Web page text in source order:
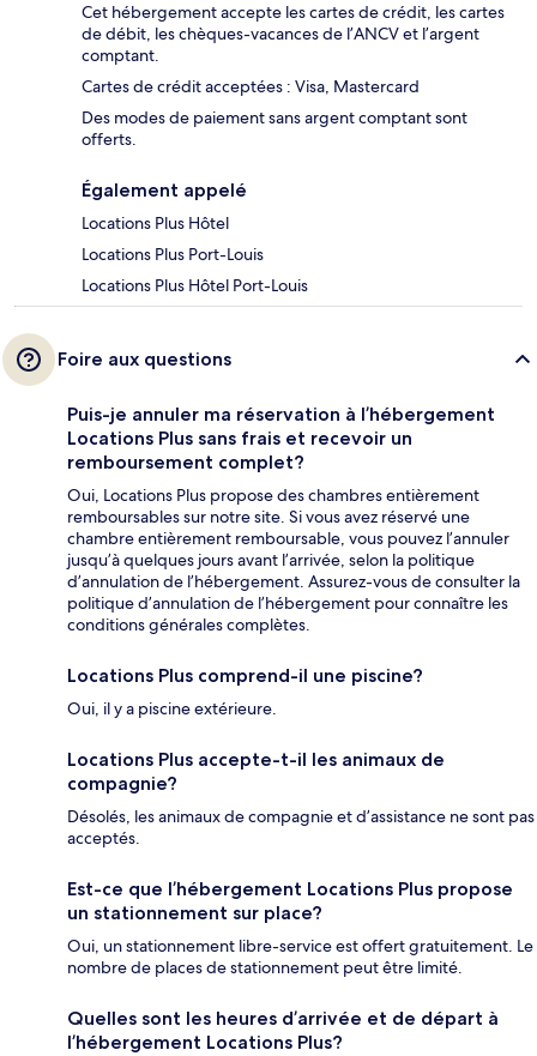
Cet hébergement accepte les cartes de crédit, les cartes
de débit, les chèques-vacances de l’ANCV et l’argent
comptant.
Cartes de crédit acceptées : Visa, Mastercard
Des modes de paiement sans argent comptant sont
offerts.
Également appelé
Locations Plus Hôtel
Locations Plus Port-Louis
Locations Plus Hôtel Port-Louis
Foire aux questions
Puis-je annuler ma réservation à l’hébergement
Locations Plus sans frais et recevoir un
remboursement complet?
Oui, Locations Plus propose des chambres entièrement
remboursables sur notre site. Si vous avez réservé une
chambre entièrement remboursable, vous pouvez l’annuler
jusqu’à quelques jours avant l’arrivée, selon la politique
d’annulation de l’hébergement. Assurez-vous de consulter la
politique d’annulation de l’hébergement pour connaître les
conditions générales complètes.
Locations Plus comprend-il une piscine?
Oui, il y a piscine extérieure.
Locations Plus accepte-t-il les animaux de
compagnie?
Désolés, les animaux de compagnie et d’assistance ne sont pas
acceptés.
Est-ce que l’hébergement Locations Plus propose
un stationnement sur place?
Oui, un stationnement libre-service est offert gratuitement. Le
nombre de places de stationnement peut être limité.
Quelles sont les heures d’arrivée et de départ à
l’hébergement Locations Plus?